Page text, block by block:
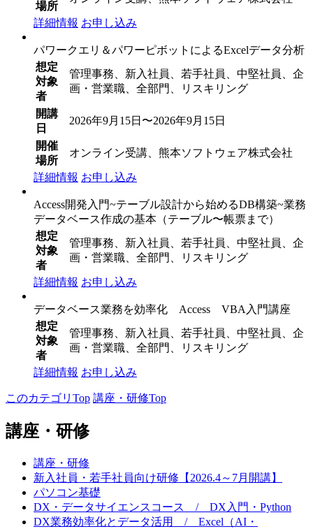
場所
詳細情報 お申し込み
パワークエリ＆パワーピボットによるExcelデータ分析
想定
対象
者
管理事務、新入社員、若手社員、中堅社員、企
画・営業職、全部門、リスキリング
開講
日
2026年9月15日〜2026年9月15日
開催
場所
オンライン受講、熊本ソフトウェア株式会社
詳細情報 お申し込み
Access開発入門~テーブル設計から始めるDB構築~業務
データベース作成の基本（テーブル〜帳票まで）
想定
対象
者
管理事務、新入社員、若手社員、中堅社員、企
画・営業職、全部門、リスキリング
詳細情報 お申し込み
データベース業務を効率化 Access VBA入門講座
想定
対象
者
管理事務、新入社員、若手社員、中堅社員、企
画・営業職、全部門、リスキリング
詳細情報 お申し込み
このカテゴリTop 講座・研修Top
講座・研修
講座・研修
新入社員・若手社員向け研修【2026.4～7月開講】
パソコン基礎
DX・データサイエンスコース / DX入門・Python
DX業務効率化とデータ活用 / Excel（AI・